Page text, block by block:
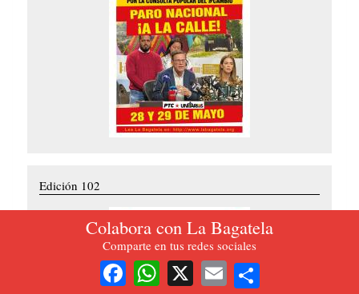
Colabora con La Bagatela
Comparte en tus redes sociales
FacebookWhatsApp
X Email
Edición 102